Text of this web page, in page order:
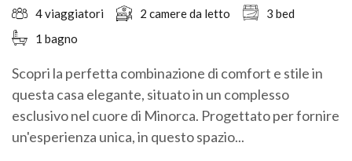
4 viaggiatori 2 camere da letto
3 bed
1 bagno
Scopri la perfetta combinazione di comfort e stile in
questa casa elegante, situato in un complesso
esclusivo nel cuore di Minorca. Progettato per fornire
un'esperienza unica, in questo spazio...